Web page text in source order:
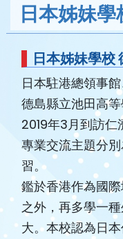
日本姊妹學
日本姊妹學校
日本駐港總領事
德島縣立池田高
2019年3月到訪
專業交流主題分
習。
鑑於香港作為國
之外，再多學一
大。本校認為日